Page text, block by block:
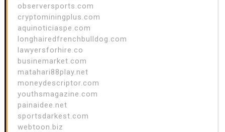
observersports.com
cryptominingplus.com
aquinoticiaspe.com
longhairedfrenchbulldog.com
lawyersforhire.co
businemarket.com
matahari88play.net
moneydescriptor.com
youthsmagazine.com
painaidee.net
sportsdarkest.com
webtoon.biz